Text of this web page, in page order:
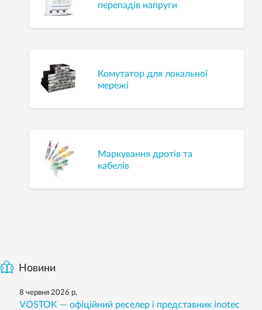
перепадів напруги
Комутатор для локальної
мережі
Маркування дротів та
кабелів
Новини
8 червня 2026 р.
VOSTOK — офіційний реселер і представник inotec